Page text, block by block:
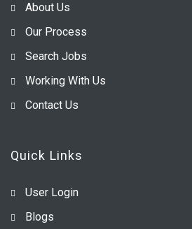
About Us
Our Process
Search Jobs
Working With Us
Contact Us
Quick Links
User Login
Blogs